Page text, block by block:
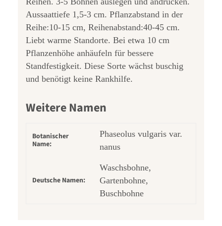
Aussaattiefe 1,5-3 cm. Pflanzabstand in der
Reihe:10-15 cm, Reihenabstand:40-45 cm.
Liebt warme Standorte. Bei etwa 10 cm
Pflanzenhöhe anhäufeln für bessere
Standfestigkeit. Diese Sorte wächst buschig
und benötigt keine Rankhilfe.
Weitere Namen
Botanischer
Name:
Phaseolus vulgaris var.
nanus
Deutsche Namen:
Waschsbohne,
Gartenbohne,
Buschbohne